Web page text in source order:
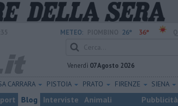
METEO: 26° 36°
Venerdì 07 Agosto 2026
CARRARA PISTOIA PRATO FIRENZE SIENA
Blog Interviste Animali Pubblicità